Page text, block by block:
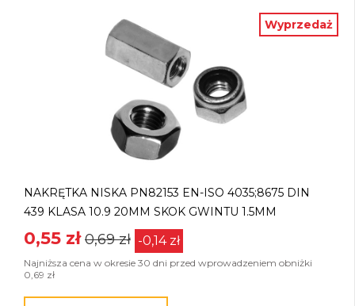
Wyprzedaż
NAKRĘTKA NISKA PN82153 EN-ISO 4035;8675 DIN
439 KLASA 10.9 20MM SKOK GWINTU 1.5MM
0,55 zł 0,69 zł -0,14 zł
Najniższa cena w okresie 30 dni przed wprowadzeniem obniżki
0,69 zł